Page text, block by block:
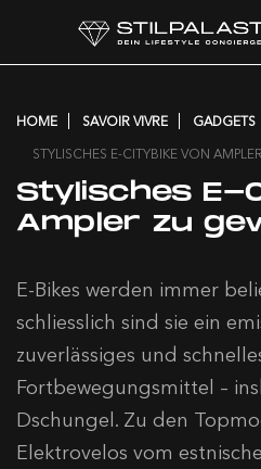
HOME SAVOIR VIVRE
GADGETS
STYLISCHES E-CITYBIKE VON
Stylisches E-
Ampler zu
E-Bikes werden immer
schliesslich sind sie ein
zuverlässiges und
Fortbewegungsmittel –
Dschungel. Zu den
Elektrovelos vom